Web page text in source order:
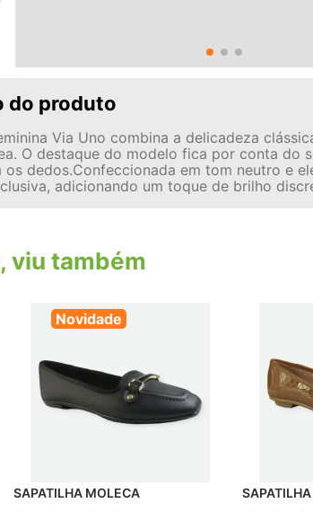
do produto
Via Uno combina a delicadeza
O destaque do modelo fica por conta do
dedos.Confeccionada em tom neutro e
adicionando um toque de brilho
viu também
Novidade
SAPATILHA MOLECA